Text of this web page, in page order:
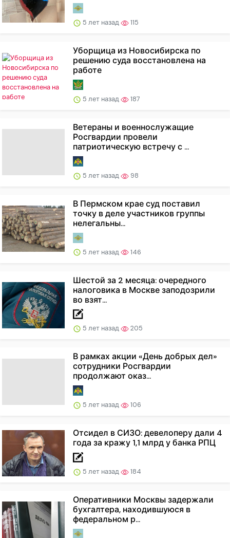
5 лет назад 115
Уборщица из Новосибирска по
решению суда восстановлена на
работе
5 лет назад 187
Ветераны и военнослужащие
Росгвардии провели
патриотическую встречу с ...
5 лет назад 98
В Пермском крае суд поставил
точку в деле участников группы
нелегальны...
5 лет назад 146
Шестой за 2 месяца: очередного
налоговика в Москве заподозрили
во взят...
5 лет назад 205
В рамках акции «День добрых дел»
сотрудники Росгвардии
продолжают оказ...
5 лет назад 106
Отсидел в СИЗО: девелоперу дали 4
года за кражу 1,1 млрд у банка РПЦ
5 лет назад 184
Оперативники Москвы задержали
бухгалтера, находившуюся в
федеральном р...